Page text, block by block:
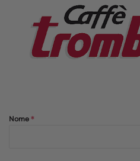
Nome *